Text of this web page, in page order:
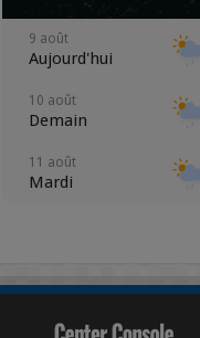
9 août
Aujourd'hui
10 août
Demain
11 août
Mardi
13 août